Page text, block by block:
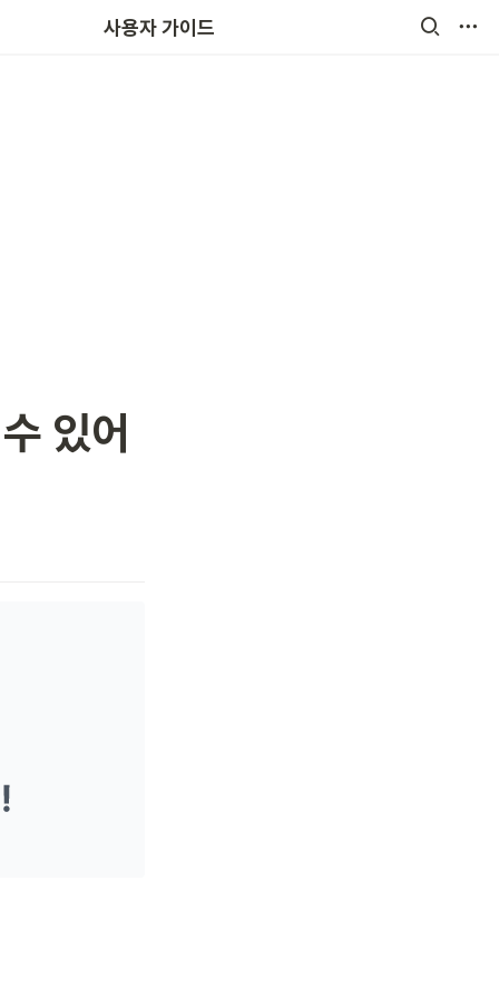
사용자 가이드
원비결제
있어